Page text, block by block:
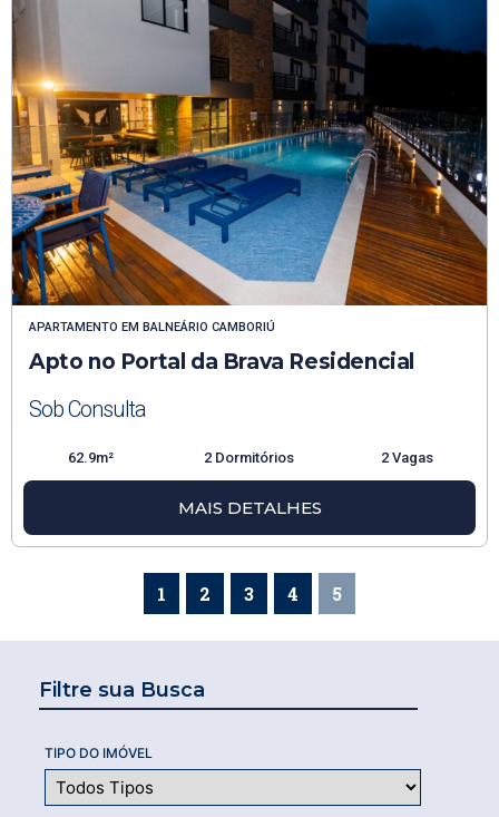
Filtre sua Busca
TIPO DO IMÓVEL
APARTAMENTO EM BALNEÁRIO CAMBORIÚ
Apto no Portal da Brava Residencial
Sob Consulta
62.9m² 2 Dormitórios 2 Vagas
MAIS DETALHES
1 2 3 4 5